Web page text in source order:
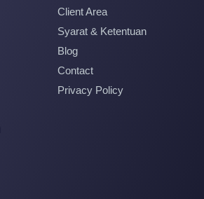
Client Area
Syarat & Ketentuan
Blog
Contact
Privacy Policy